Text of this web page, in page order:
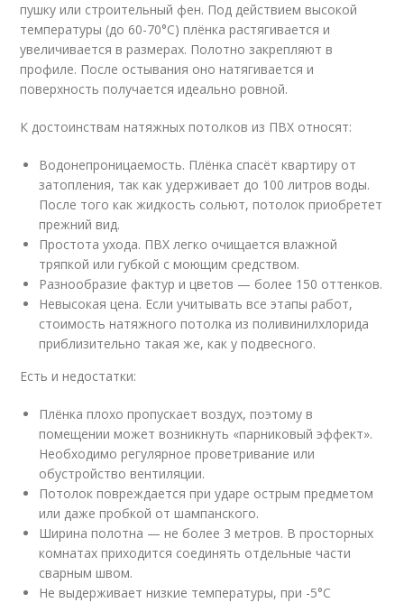
пушку или строительный фен. Под действием высокой
температуры (до 60-70°C) плёнка растягивается и
увеличивается в размерах. Полотно закрепляют в
профиле. После остывания оно натягивается и
поверхность получается идеально ровной.
К достоинствам натяжных потолков из ПВХ относят:
Водонепроницаемость. Плёнка спасёт квартиру от
затопления, так как удерживает до 100 литров воды.
После того как жидкость сольют, потолок приобретет
прежний вид.
Простота ухода. ПВХ легко очищается влажной
тряпкой или губкой с моющим средством.
Разнообразие фактур и цветов — более 150 оттенков.
Невысокая цена. Если учитывать все этапы работ,
стоимость натяжного потолка из поливинилхлорида
приблизительно такая же, как у подвесного.
Есть и недостатки:
Плёнка плохо пропускает воздух, поэтому в
помещении может возникнуть «парниковый эффект».
Необходимо регулярное проветривание или
обустройство вентиляции.
Потолок повреждается при ударе острым предметом
или даже пробкой от шампанского.
Ширина полотна — не более 3 метров. В просторных
комнатах приходится соединять отдельные части
сварным швом.
Не выдерживает низкие температуры, при -5°C